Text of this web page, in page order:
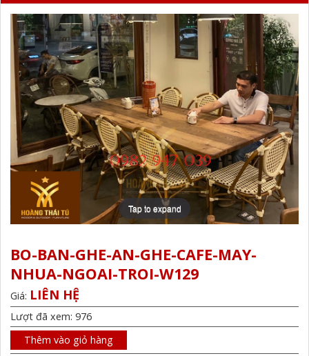
Tap to expand
BO-BAN-GHE-AN-GHE-CAFE-MAY-
NHUA-NGOAI-TROI-W129
Giá: LIÊN HỆ
Lượt đã xem: 976
Thêm vào giỏ hàng